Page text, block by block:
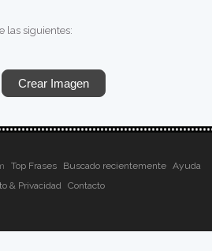
las siguientes:
Top Frases Buscado recientemente
Ayuda
& Privacidad
Contacto